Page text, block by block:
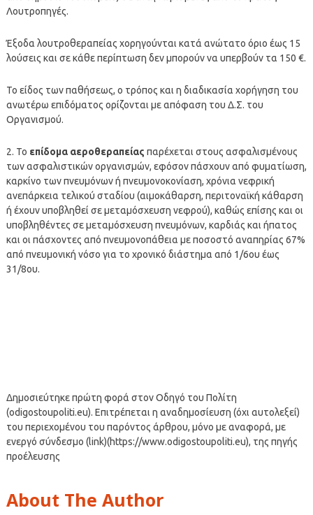
Λουτροπηγές.
Έξοδα λουτροθεραπείας χορηγούνται κατά ανώτατο όριο έως 15
λούσεις και σε κάθε περίπτωση δεν μπορούν να υπερβούν τα 150 €.
Το είδος των παθήσεως, ο τρόπος και η διαδικασία χορήγηση του
ανωτέρω επιδόματος ορίζονται με απόφαση του Δ.Σ. του
Οργανισμού.
2. Το επίδομα αεροθεραπείας παρέχεται στους ασφαλισμένους
των ασφαλιστικών οργανισμών, εφόσον πάσχουν από φυματίωση,
καρκίνο των πνευμόνων ή πνευμονοκονίαση, χρόνια νεφρική
ανεπάρκεια τελικού σταδίου (αιμοκάθαρση, περιτοναϊκή κάθαρση
ή έχουν υποβληθεί σε μεταμόσχευση νεφρού), καθώς επίσης και οι
υποβληθέντες σε μεταμόσχευση πνευμόνων, καρδιάς και ήπατος
και οι πάσχοντες από πνευμονοπάθεια με ποσοστό αναπηρίας 67%
από πνευμονική νόσο για το χρονικό διάστημα από 1/6ου έως
31/8ου.
Δημοσιεύτηκε πρώτη φορά στον Οδηγό του Πολίτη
(odigostoupoliti.eu). Επιτρέπεται η αναδημοσίευση (όχι αυτολεξεί)
του περιεχομένου του παρόντος άρθρου, μόνο με αναφορά, με
ενεργό σύνδεσμο (link)(https://www.odigostoupoliti.eu), της πηγής
προέλευσης
About The Author